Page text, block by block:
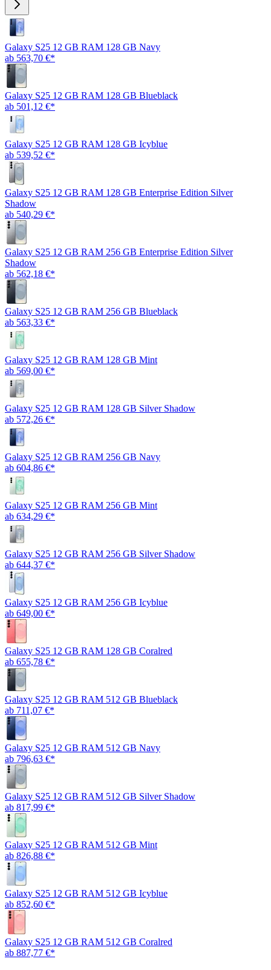
Galaxy S25 12 GB RAM 128 GB Navy
ab 563,70 €*
Galaxy S25 12 GB RAM 128 GB Blueblack
ab 501,12 €*
Galaxy S25 12 GB RAM 128 GB Icyblue
ab 539,52 €*
Galaxy S25 12 GB RAM 128 GB Enterprise Edition Silver
Shadow
ab 540,29 €*
Galaxy S25 12 GB RAM 256 GB Enterprise Edition Silver
Shadow
ab 562,18 €*
Galaxy S25 12 GB RAM 256 GB Blueblack
ab 563,33 €*
Galaxy S25 12 GB RAM 128 GB Mint
ab 569,00 €*
Galaxy S25 12 GB RAM 128 GB Silver Shadow
ab 572,26 €*
Galaxy S25 12 GB RAM 256 GB Navy
ab 604,86 €*
Galaxy S25 12 GB RAM 256 GB Mint
ab 634,29 €*
Galaxy S25 12 GB RAM 256 GB Silver Shadow
ab 644,37 €*
Galaxy S25 12 GB RAM 256 GB Icyblue
ab 649,00 €*
Galaxy S25 12 GB RAM 128 GB Coralred
ab 655,78 €*
Galaxy S25 12 GB RAM 512 GB Blueblack
ab 711,07 €*
Galaxy S25 12 GB RAM 512 GB Navy
ab 796,63 €*
Galaxy S25 12 GB RAM 512 GB Silver Shadow
ab 817,99 €*
Galaxy S25 12 GB RAM 512 GB Mint
ab 826,88 €*
Galaxy S25 12 GB RAM 512 GB Icyblue
ab 852,60 €*
Galaxy S25 12 GB RAM 512 GB Coralred
ab 887,77 €*